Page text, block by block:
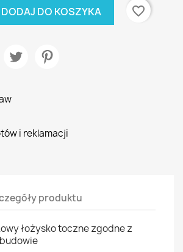
DODAJ DO KOSZYKA favorite_border
i reklamacji
produktu
łożysko toczne zgodne z